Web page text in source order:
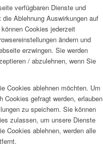
verfügbaren Dienste und
Ablehnung Auswirkungen auf
Cookies jederzeit
ändern und
erzwingen. Sie werden
/ abzulehnen, wenn Sie
Cookies ablehnen möchten. Um
Cookies gefragt werden, erlauben
zu speichern. Sie können
zulassen, um unsere Dienste
Cookies ablehnen, werden alle